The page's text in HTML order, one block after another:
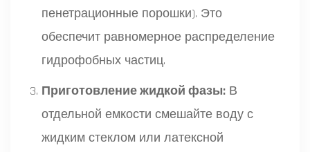
пенетрационные порошки). Это
обеспечит равномерное распределение
гидрофобных частиц.
Приготовление жидкой фазы: В
отдельной емкости смешайте воду с
жидким стеклом или латексной